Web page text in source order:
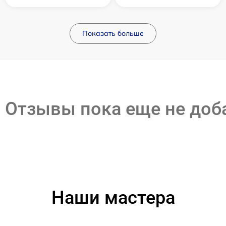
Показать больше
Отзывы пока еще не
Наши мастера